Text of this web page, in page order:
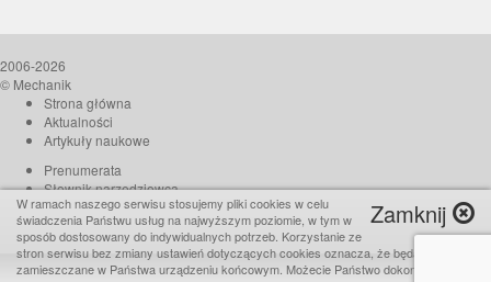
2006-2026
© Mechanik
Strona główna
Aktualności
Artykuły naukowe
Prenumerata
Słownik narzędziowca
O czasopiśmie
Reklama
Kontakt
Zamknij
W ramach naszego serwisu stosujemy pliki cookies w celu
świadczenia Państwu usług na najwyższym poziomie, w tym w
sposób dostosowany do indywidualnych potrzeb. Korzystanie ze
stron serwisu bez zmiany ustawień dotyczących cookies oznacza, że będą one
zamieszczane w Państwa urządzeniu końcowym. Możecie Państwo dokonać w